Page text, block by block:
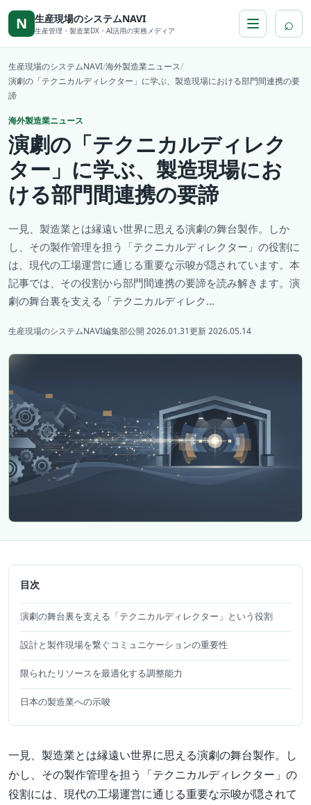
本文へ移動
N 生産現場のシステムNAVI
生産管理・製造業DX・AI活用の実務メディア ⌕
生産現場のシステムNAVI/海外製造業ニュース/
演劇の「テクニカルディレクター」に学ぶ、製造現場における部門間連携の要
諦
海外製造業ニュース
演劇の「テクニカルディレク
ター」に学ぶ、製造現場にお
ける部門間連携の要諦
一見、製造業とは縁遠い世界に思える演劇の舞台製作。しか
し、その製作管理を担う「テクニカルディレクター」の役割に
は、現代の工場運営に通じる重要な示唆が隠されています。本
記事では、その役割から部門間連携の要諦を読み解きます。演
劇の舞台裏を支える「テクニカルディレク...
生産現場のシステムNAVI編集部公開 2026.01.31更新 2026.05.14
目次
演劇の舞台裏を支える「テクニカルディレクター」という役割
設計と製作現場を繋ぐコミュニケーションの重要性
限られたリソースを最適化する調整能力
日本の製造業への示唆
一見、製造業とは縁遠い世界に思える演劇の舞台製作。し
かし、その製作管理を担う「テクニカルディレクター」の
役割には、現代の工場運営に通じる重要な示唆が隠されて